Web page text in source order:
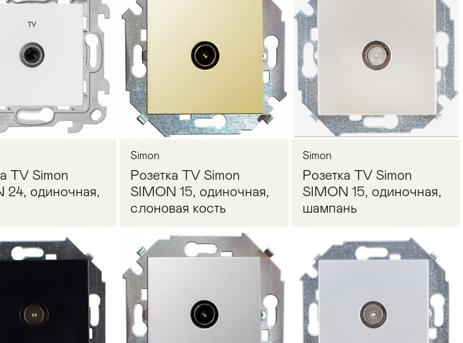
Запросить цену Запросить цену
TV Simon
24, одиночная,
Simon
Розетка TV Simon
SIMON 15, одиночная,
слоновая кость
Simon
Розетка TV Simon
SIMON 15, одиночная,
шампань